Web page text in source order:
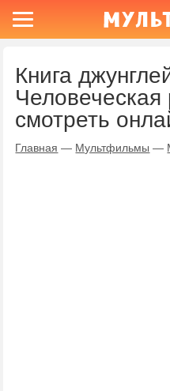
Книга
Человеческая
смотреть
Главная — Мультфильмы —